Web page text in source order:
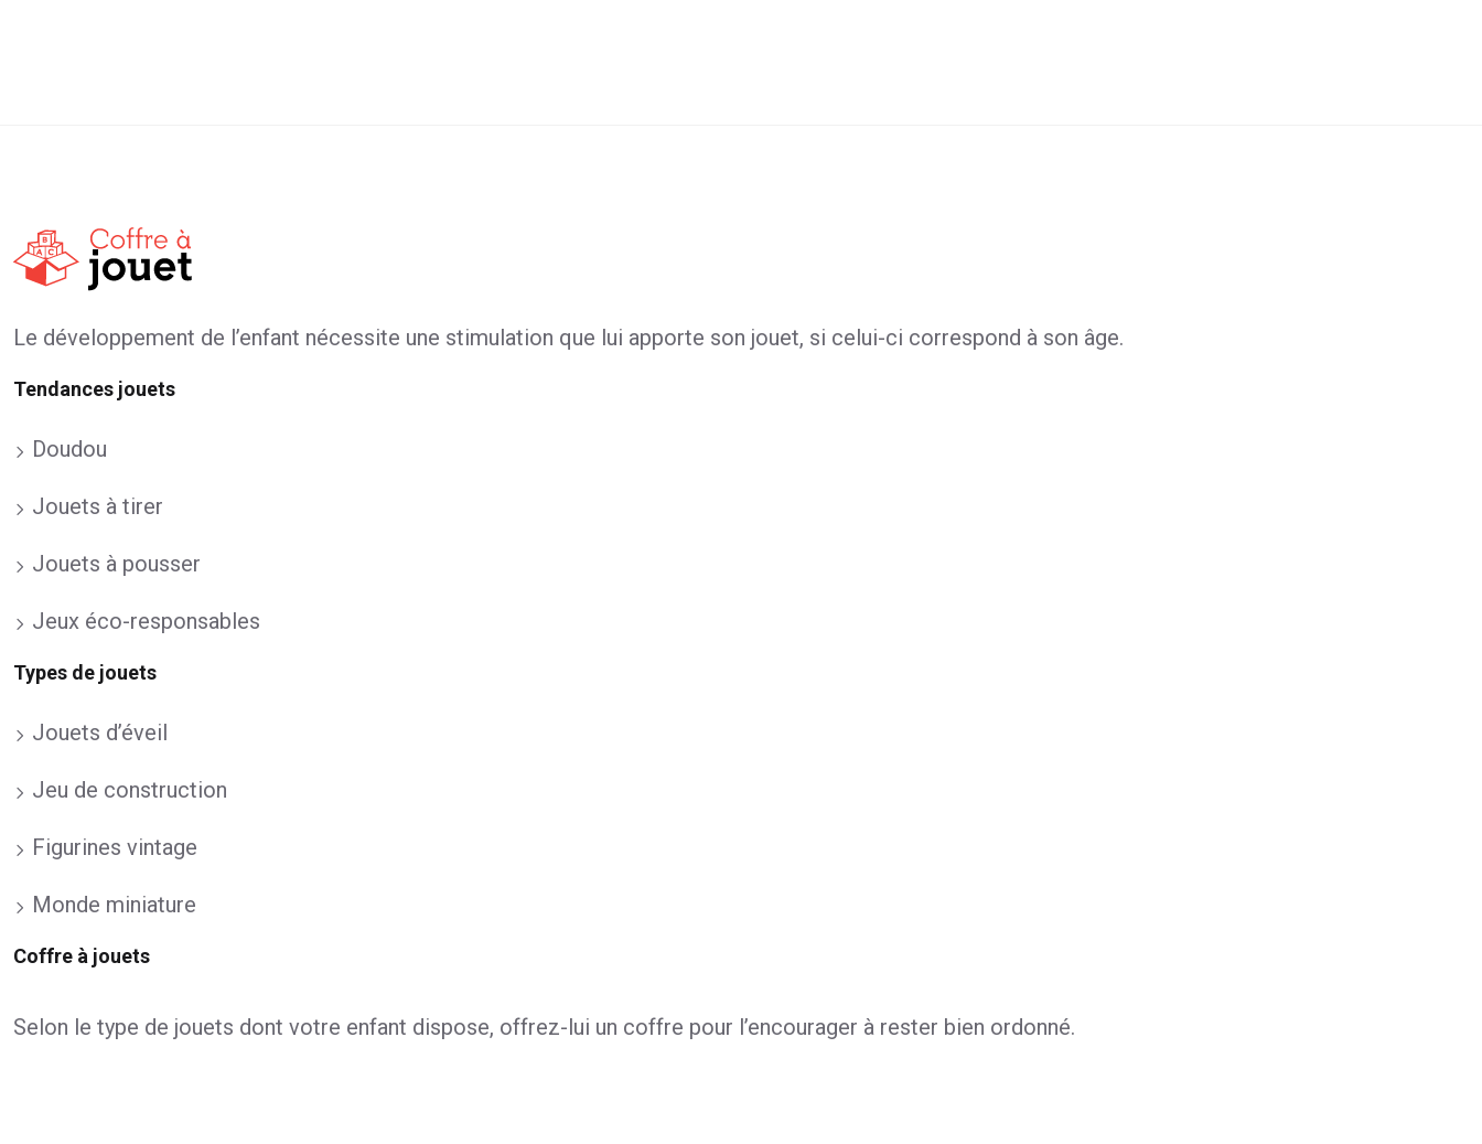
Le développement de l’enfant nécessite une stimulation que lui apporte son jouet, si celui-ci correspond à son âge.
Tendances jouets
Doudou
Jouets à tirer
Jouets à pousser
Jeux éco-responsables
Types de jouets
Jouets d’éveil
Jeu de construction
Figurines vintage
Monde miniature
Coffre à jouets
Selon le type de jouets dont votre enfant dispose, offrez-lui un coffre pour l’encourager à rester bien ordonné.